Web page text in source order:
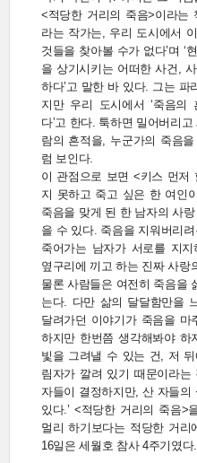
<적당한 거리의 죽음>이라는
라는 작가는, 우리 도시에서
것들을 찾아볼 수가 없다’며 ‘
을 상기시키는 어떠한 사건,
하다’고 말한 바 있다. 그는 파
지만 우리 도시에서 ‘죽음의
다’고 한다. 툭하면 밀어버리
람의 흔적을, 누군가의 죽음
럼 보인다.
이 관점으로 보면 <키스 먼저
지 못하고 죽고 싶은 한 여인
죽음을 맞게 된 한 남자의 사
을 수 있다. 죽음을 지워버리
죽어가는 남자가 서로를 지
옆구리에 끼고 하는 진짜 사랑
물론 사람들은 여전히 죽음을
는다. 다만 삶의 달달함만을
달려가던 이야기가 죽음을
하지만 한번쯤 생각해봐야 하
빛을 그려낼 수 있는 건, 저
림자가 깔려 있기 때문이라는
자들이 결정하지만, 산 자들
있다.’ <적당한 거리의 죽음
멀리 하기보다는 적당한 거
16일은 세월호 참사 4주기였